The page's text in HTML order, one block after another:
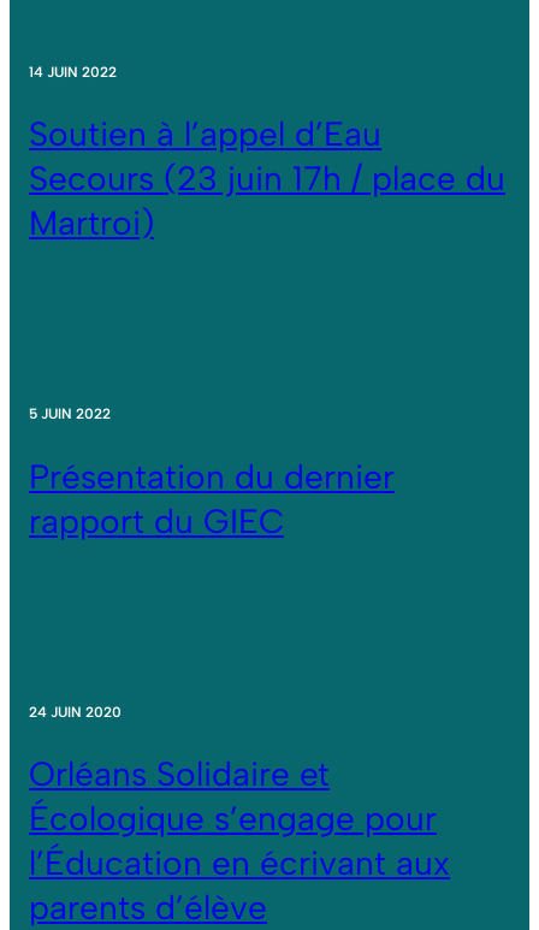
14 JUIN 2022
Soutien à l’appel d’Eau
Secours (23 juin 17h / place du
Martroi)
5 JUIN 2022
Présentation du dernier
rapport du GIEC
24 JUIN 2020
Orléans Solidaire et
Écologique s’engage pour
l’Éducation en écrivant aux
parents d’élève